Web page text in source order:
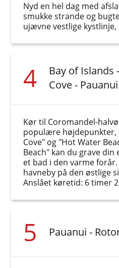
Nyd en hel dag med
smukke strande og
ujævne vestlige
4
Bay of Islands
Cove - Pauanui
Kør til Coromandel-
populære højdepunkter,
Cove" og "Hot Water
Beach" kan du grave din
et bad i den varme
havneby på den østlige
Anslået køretid: 6 timer
5 Pauanui -